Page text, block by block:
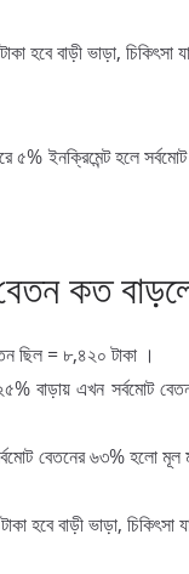
হবে বাড়ী ভাড়া, চিকিৎসা
৫% ইনক্রিমেন্ট হলে
কত
ছিল = ৮,৪২০ টাকা ।
বাড়ায় এখন সর্বমোট
বেতনের ৬৩% হলো
হবে বাড়ী ভাড়া, চিকিৎসা